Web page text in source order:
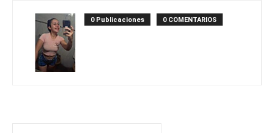
0 Publicaciones 0 COMENTARIOS